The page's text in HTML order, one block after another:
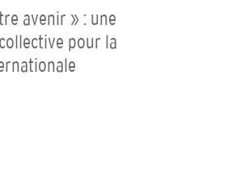
avenir » : une
pour la